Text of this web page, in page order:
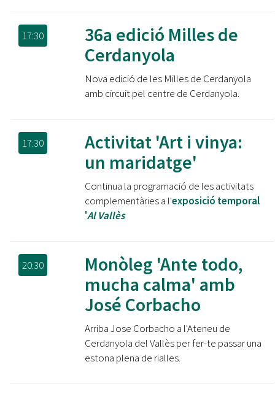
17:30
36a edició Milles de
Cerdanyola
Nova edició de les Milles de Cerdanyola
amb circuit pel centre de Cerdanyola.
17:30
Activitat 'Art i vinya:
un maridatge'
Continua la programació de les activitats
complementàries a l'exposició temporal
'Al Vallès
20:30
Monòleg 'Ante todo,
mucha calma' amb
José Corbacho
Arriba Jose Corbacho a l'Ateneu de
Cerdanyola del Vallès per fer-te passar una
estona plena de rialles.